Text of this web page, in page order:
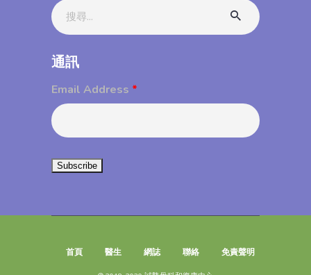
Search
for:
通訊
Email Address *
首頁 醫生 網誌 聯絡 免責聲明